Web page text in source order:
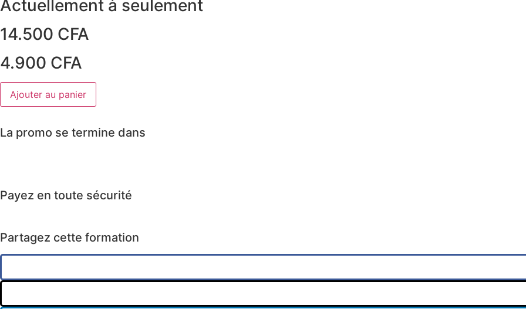
en
public
Art
de
-
Pilier
charisme
Actuellement à seulement
14.500 CFA
4.900 CFA
quantité
de
Prise
en
public
-
Pilier
Ajouter au panier
La promo se termine dans
Payez en toute sécurité
Partagez cette formation